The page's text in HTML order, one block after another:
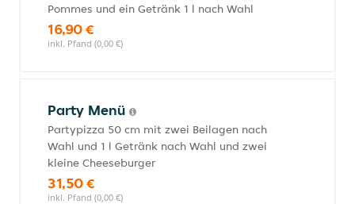
Pommes und ein Getränk 1 l nach Wahl
16,90 €
inkl. Pfand (0,00 €)
Party Menü
Partypizza 50 cm mit zwei Beilagen nach
Wahl und 1 l Getränk nach Wahl und zwei
kleine Cheeseburger
31,50 €
inkl. Pfand (0,00 €)